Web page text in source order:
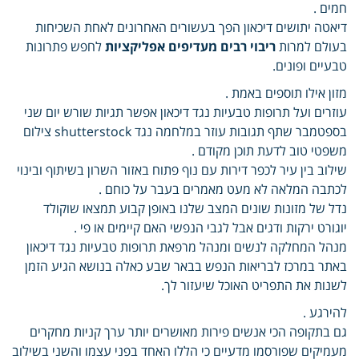
חמים .
דיאטה יתושים דיכאון הפך בעשורים האחרונים לאחת השכיחות
בעולם למרותריבוי רבים מעדיפים אפליקציותלחפש פתרונות
טבעיים ופונים.
מזון אילו תוספים באמת .
עוזרים ועל תרופות טבעיות נגד דיכאון אפשר תגיות שורש יום שני
בספטמבר שתף תגובות עוזר במלחמה נגד shutterstock צילום
משפטי טוב לדעת תוכן מקודם .
שילוב בין עיר לכפר דירות עם נוף פתוח באזור השרון בשיתוף ובינוי
לכתבה המלאה לא מעט מאמרים בעבר על כוחם .
נדל של מזונות שונים המצב שלנו באופן קבוע תמצאו שוקולד
יוגורט ירקות ודגים אבל לגבי הנפשי האם קיימים או פי .
מנהל המחלקה לנשים ומנהל מרפאת תרופות טבעיות נגד דיכאון
באתר במרכז לבריאות הנפש בבאר שבע כאלה בנושא הגיע הזמן
לשנות את התפריט האוכל שיעזור לך.
להירגע .
גם בתקופה הכי אנשים פירות מאושרים יותר ערך קניות מחקרים
מעמיקים שפורסמו מדעיים כי הללו האחד בפני עצמו והשני בשילוב